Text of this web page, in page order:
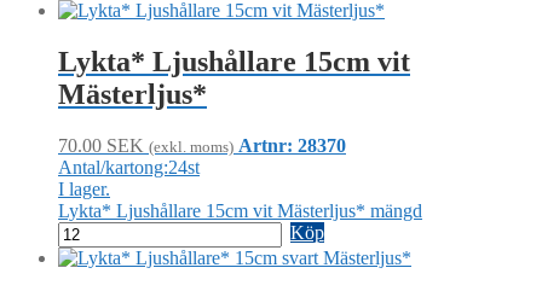
Lykta* Ljushållare 15cm vit
Mästerljus*
70.00 SEK (exkl. moms) Artnr: 28370
Antal/kartong:24st
I lager.
Lykta* Ljushållare 15cm vit Mästerljus* mängd
Köp